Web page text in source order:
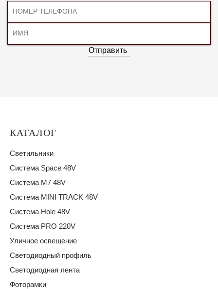
Отправить
КАТАЛОГ
Светильники
Система Space 48V
Система M7 48V
Система MINI TRACK 48V
Система Hole 48V
Система PRO 220V
Уличное освещение
Светодиодный профиль
Светодиодная лента
Фоторамки